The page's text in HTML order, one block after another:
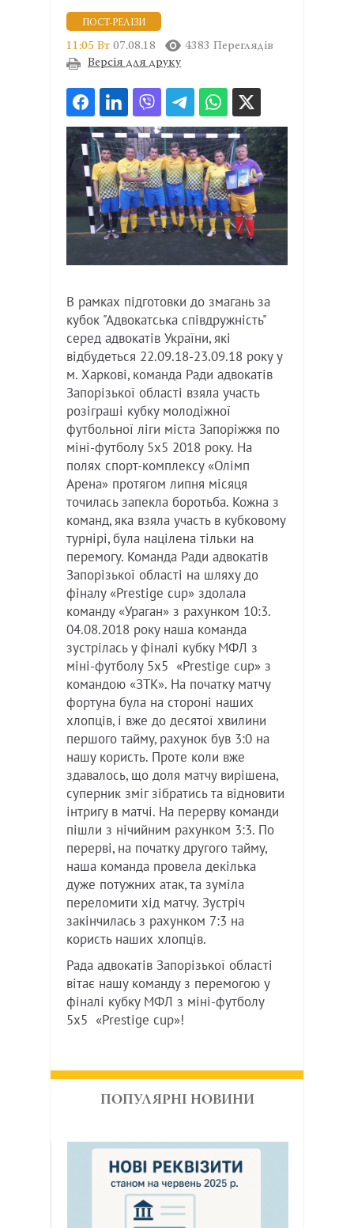
ПОСТ-РЕЛІЗИ
11:05 Вт 07.08.18
4383 Переглядів
Версія для друку
В рамках підготовки до змагань за
кубок "Адвокатська співдружність"
серед адвокатів України, які
відбудеться 22.09.18-23.09.18 року у
м. Харкові, команда Ради адвокатів
Запорізької області взяла участь
розіграші кубку молодіжної
футбольної ліги міста Запоріжжя по
міні-футболу 5х5 2018 року. На
полях спорт-комплексу «Олімп
Арена» протягом липня місяця
точилась запекла боротьба. Кожна з
команд, яка взяла участь в кубковому
турнірі, була націлена тільки на
перемогу. Команда Ради адвокатів
Запорізької області на шляху до
фіналу «Prestige cup» здолала
команду «Ураган» з рахунком 10:3.
04.08.2018 року наша команда
зустрілась у фіналі кубку МФЛ з
міні-футболу 5х5 «Prestige cup» з
командою «ЗТК». На початку матчу
фортуна була на стороні наших
хлопців, і вже до десятої хвилини
першого тайму, рахунок був 3:0 на
нашу користь. Проте коли вже
здавалось, що доля матчу вирішена,
суперник зміг зібратись та відновити
інтригу в матчі. На перерву команди
пішли з нічийним рахунком 3:3. По
перерві, на початку другого тайму,
наша команда провела декілька
дуже потужних атак, та зуміла
переломити хід матчу. Зустріч
закінчилась з рахунком 7:3 на
користь наших хлопців.
Рада адвокатів Запорізької області
вітає нашу команду з перемогою у
фіналі кубку МФЛ з міні-футболу
5х5 «Prestige cup»!
ПОПУЛЯРНІ НОВИНИ